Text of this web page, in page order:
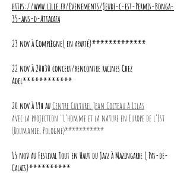
https://www.lille.fr/Evenements/Jeudi-c-est-Permis-Bonga-
35-ans-d-Attacafa
23 nov à Compiègne( en aparté)*************
22 nov à 20h30 concert/rencontre racines Chez
Adel************
20 nov à 19h au Centre Culturel Jean Cocteau à Lilas
avec la projection "L’homme et la nature en Europe de l’Est
(Roumanie, Pologne)***********
15 nov au Festival Tout en Haut du Jazz à Mazingarbe ( Pas-de-
Calais)**********